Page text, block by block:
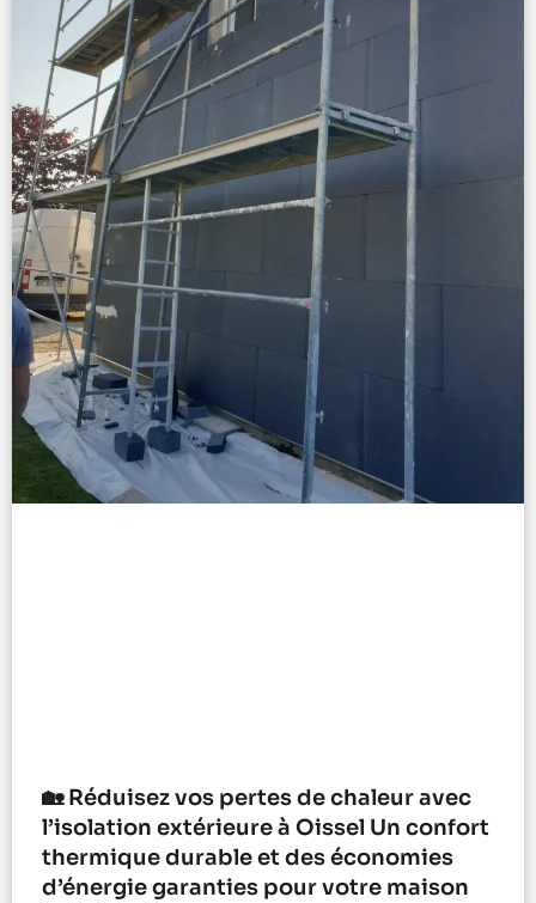
🏡 Réduisez vos pertes de chaleur avec
l’isolation extérieure à Oissel Un confort
thermique durable et des économies
d’énergie garanties pour votre maison